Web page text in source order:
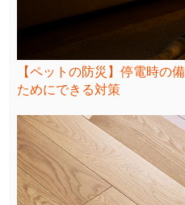
【ペットの防災】停電時の
ためにできる対策